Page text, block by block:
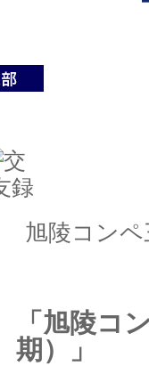
旭陵コン
「旭陵コ
期）」